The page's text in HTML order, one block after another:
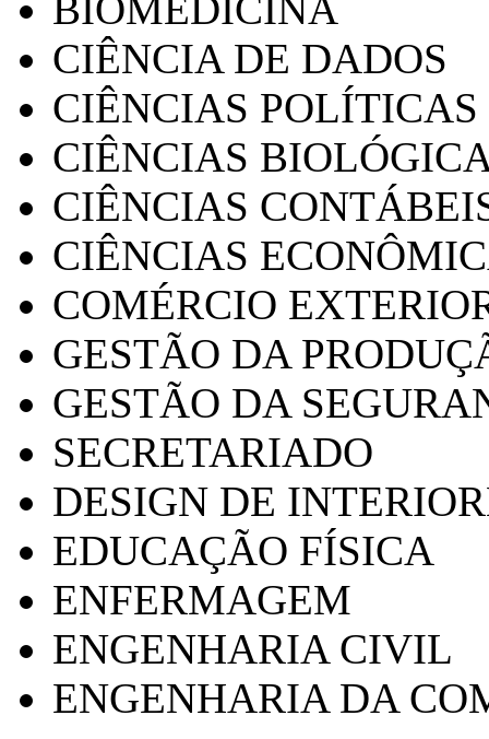
CIÊNCIA DE DADOS
CIÊNCIAS POLÍTICAS
CIÊNCIAS
CIÊNCIAS
CIÊNCIAS
COMÉRCIO
GESTÃO DA
GESTÃO DA
SECRETARIADO
DESIGN DE
EDUCAÇÃO FÍSICA
ENFERMAGEM
ENGENHARIA CIVIL
ENGENHARIA DA